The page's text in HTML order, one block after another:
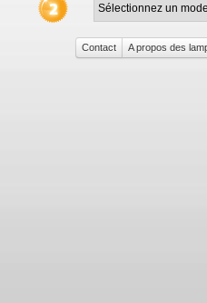
Contact A propos des